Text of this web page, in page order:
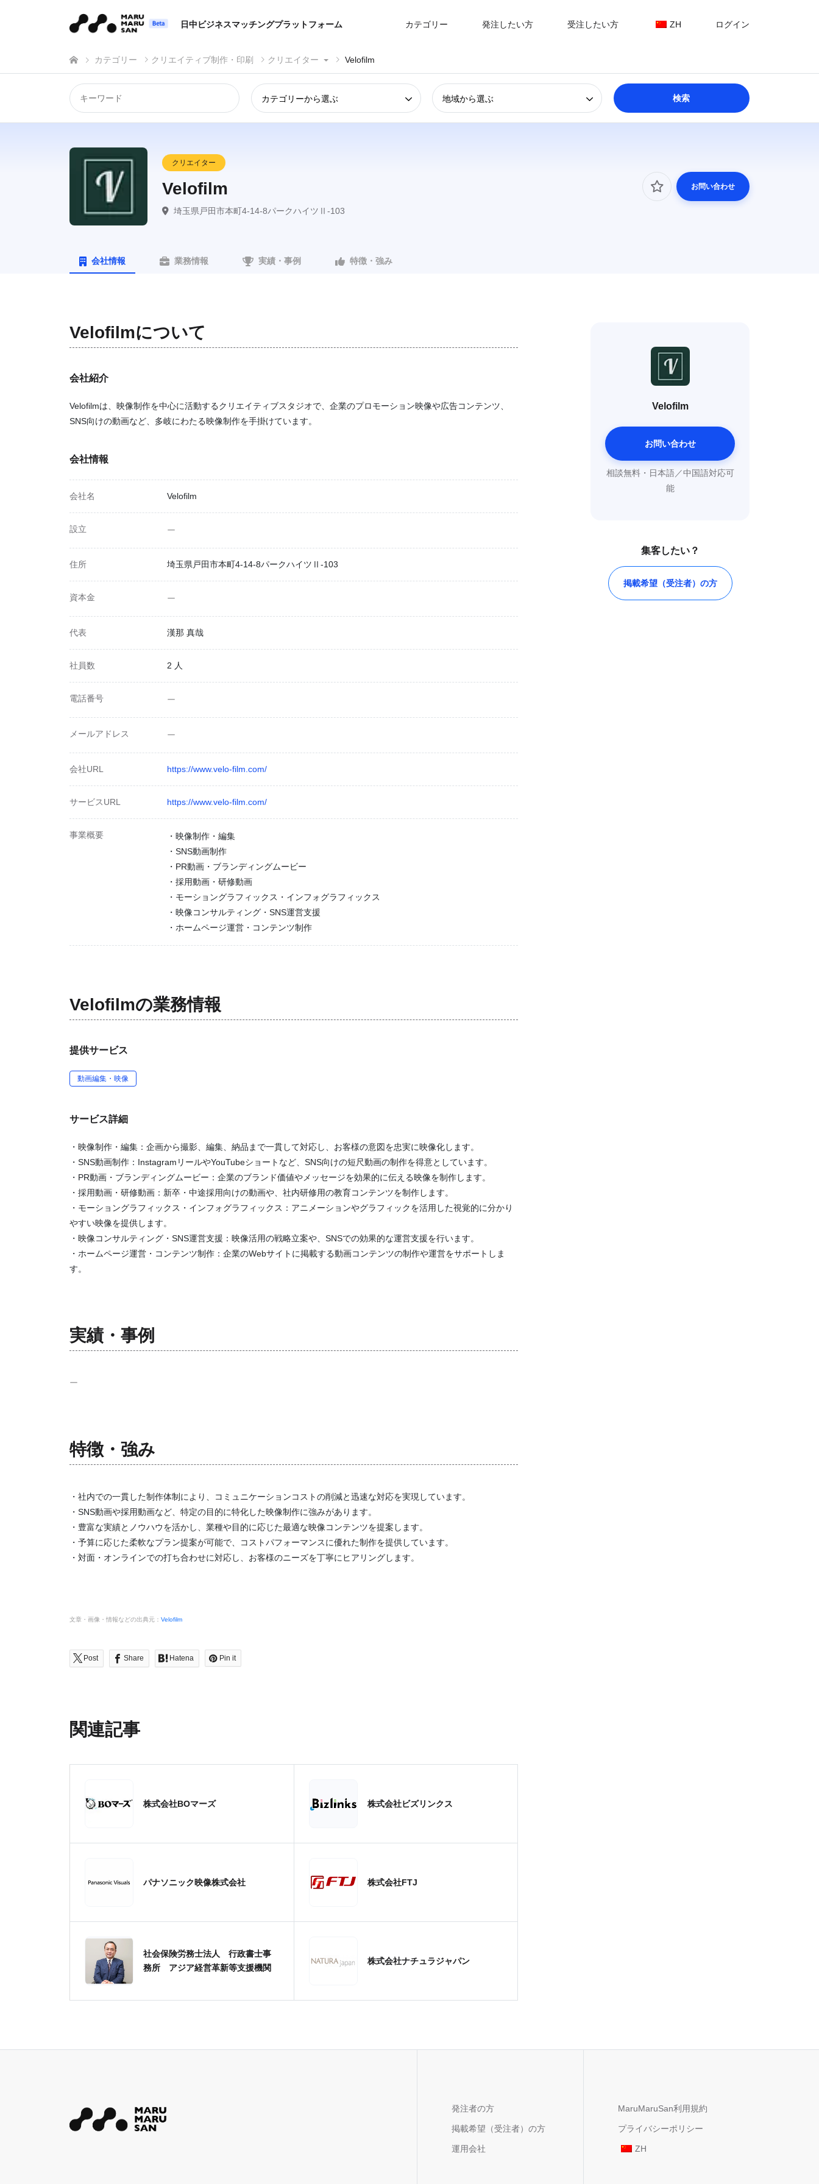
日中ビジネスマッチングプラットフォーム カテゴリー 発注したい方 受注したい方 ZH ログイン
カテゴリー クリエイティブ制作・印刷 クリエイター Velofilm
カテゴリーから選ぶ 地域から選ぶ
クリエイター
Velofilm
埼玉県戸田市本町4-14-8パークハイツⅡ-103
お問い合わせ
会社情報 業務情報 実績・事例 特徴・強み
Velofilmについて
会社紹介
Velofilmは、映像制作を中心に活動するクリエイティブスタジオで、企業のプロモーション映像や広告コンテンツ、
SNS向けの動画など、多岐にわたる映像制作を手掛けています。
会社情報
会社名 Velofilm
設立 ー
住所 埼玉県戸田市本町4-14-8パークハイツⅡ-103
資本金 ー
代表 漢那 真哉
社員数 2 人
電話番号 ー
メールアドレス ー
会社URL https://www.velo-film.com/
サービスURL https://www.velo-film.com/
事業概要
・映像制作・編集
・SNS動画制作
・PR動画・ブランディングムービー
・採用動画・研修動画
・モーショングラフィックス・インフォグラフィックス
・映像コンサルティング・SNS運営支援
・ホームページ運営・コンテンツ制作
Velofilmの業務情報
提供サービス
動画編集・映像
サービス詳細
・映像制作・編集：企画から撮影、編集、納品まで一貫して対応し、お客様の意図を忠実に映像化します。
・SNS動画制作：InstagramリールやYouTubeショートなど、SNS向けの短尺動画の制作を得意としています。
・PR動画・ブランディングムービー：企業のブランド価値やメッセージを効果的に伝える映像を制作します。
・採用動画・研修動画：新卒・中途採用向けの動画や、社内研修用の教育コンテンツを制作します。
・モーショングラフィックス・インフォグラフィックス：アニメーションやグラフィックを活用した視覚的に分かり
やすい映像を提供します。
・映像コンサルティング・SNS運営支援：映像活用の戦略立案や、SNSでの効果的な運営支援を行います。
・ホームページ運営・コンテンツ制作：企業のWebサイトに掲載する動画コンテンツの制作や運営をサポートしま
す。
実績・事例
ー
特徴・強み
・社内での一貫した制作体制により、コミュニケーションコストの削減と迅速な対応を実現しています。
・SNS動画や採用動画など、特定の目的に特化した映像制作に強みがあります。
・豊富な実績とノウハウを活かし、業種や目的に応じた最適な映像コンテンツを提案します。
・予算に応じた柔軟なプラン提案が可能で、コストパフォーマンスに優れた制作を提供しています。
・対面・オンラインでの打ち合わせに対応し、お客様のニーズを丁寧にヒアリングします。
文章・画像・情報などの出典元： Velofilm
Post Share Hatena Pin it
関連記事
株式会社BOマーズ 株式会社ビズリンクス
パナソニック映像株式会社 株式会社FTJ
社会保険労務士法人 行政書士事
務所 アジア経営革新等支援機関
株式会社ナチュラジャパン
Velofilm
お問い合わせ
相談無料・日本語／中国語対応可
能
集客したい？
掲載希望（受注者）の方
発注者の方
掲載希望（受注者）の方
運用会社
MaruMaruSan利用規約
プライバシーポリシー
ZH